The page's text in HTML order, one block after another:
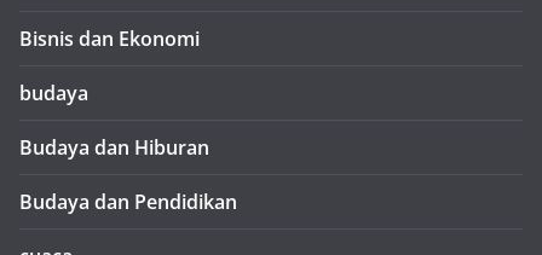
Bisnis dan Ekonomi
budaya
Budaya dan Hiburan
Budaya dan Pendidikan